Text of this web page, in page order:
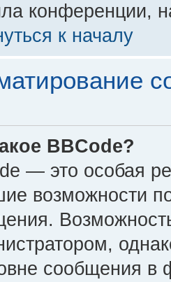
конференции,
к началу
BBCode?
— это особая
возможности
сообщения в